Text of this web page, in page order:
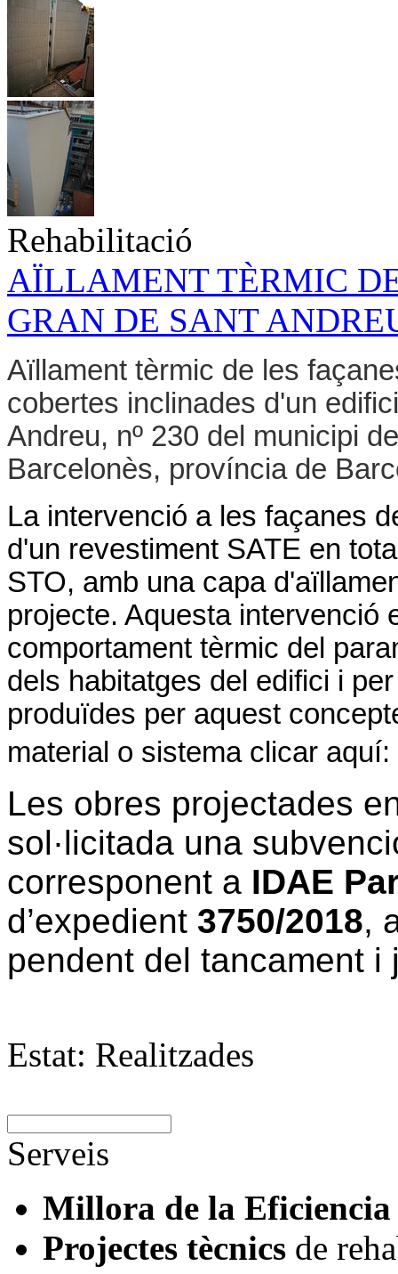
Rehabilitació
AÏLLAMENT TÈRMIC
GRAN DE SANT
Aïllament tèrmic de les
cobertes inclinades d'un
Andreu, nº 230 del municipi
Barcelonès, província de
La intervenció a les façanes
d'un revestiment SATE en
STO, amb una capa
projecte. Aquesta intervenció
comportament tèrmic del
dels habitatges del edifici i
produïdes per aquest
material o sistema clicar aquí:
Les obres projectades
sol·licitada una
corresponent a IDAE
d’expedient 3750/2018,
pendent del tancament
Estat: Realitzades
Serveis
Millora de la Eficiencia
Projectes tècnics de